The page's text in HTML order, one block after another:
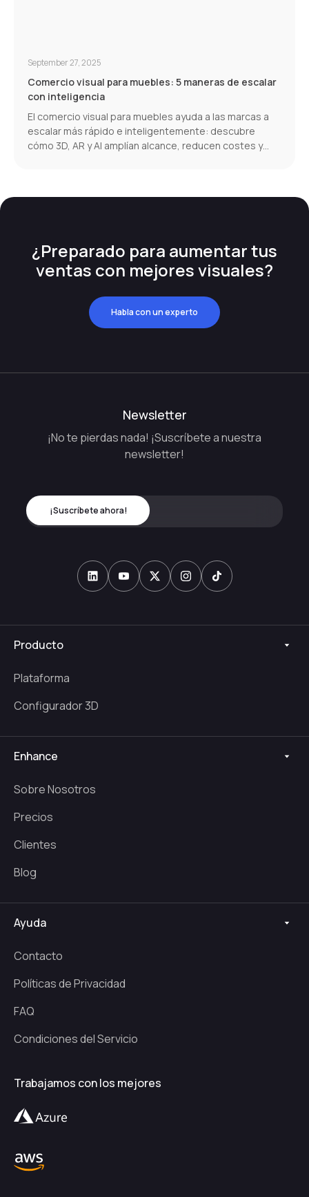
September 27, 2025
Comercio visual para muebles: 5 maneras de escalar
con inteligencia
El comercio visual para muebles ayuda a las marcas a
escalar más rápido e inteligentemente: descubre
cómo 3D, AR y AI amplían alcance, reducen costes y
¿Preparado para aumentar tus
ventas con mejores visuales?
Habla con un experto
Newsletter
¡No te pierdas nada! ¡Suscríbete a nuestra
newsletter!
Producto
Plataforma
Configurador 3D
Enhance
Sobre Nosotros
Precios
Clientes
Blog
Ayuda
Contacto
Políticas de Privacidad
FAQ
Condiciones del Servicio
Trabajamos con los mejores